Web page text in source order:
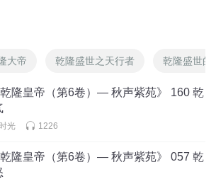
0
大帝 乾隆盛世之天行者 乾隆盛世的
隆皇帝（第6卷）— 秋声紫苑》 160 乾
光 1226
隆皇帝（第6卷）— 秋声紫苑》 057 乾